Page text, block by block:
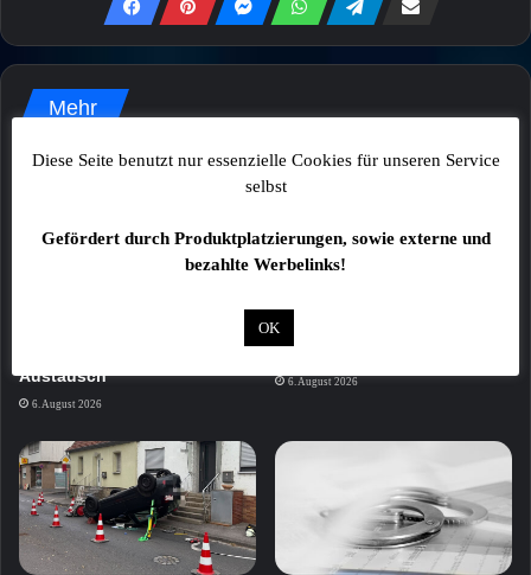
Mehr
Austausch
6. August 2026
Katze in Transportbox am
Bamberger Bahnhof
6. August 2026
Diese Seite benutzt nur essenzielle Cookies für unseren Service
selbst
Gefördert durch Produktplatzierungen, sowie externe und
bezahlte Werbelinks!
OK